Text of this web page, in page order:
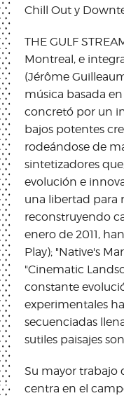
Chill Out y
THE GULF
Montreal, e
(Jérôme
música basada
concretó por un
bajos potentes
rodeándose de
sintetizadores
evolución e
una libertad para
reconstruyendo
enero de 2011,
Play); "Native's
"Cinematic
constante
experimentales
secuenciadas
sutiles paisajes
Su mayor trabajo
centra en el